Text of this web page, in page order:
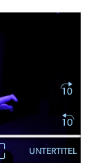
UNTERTITEL